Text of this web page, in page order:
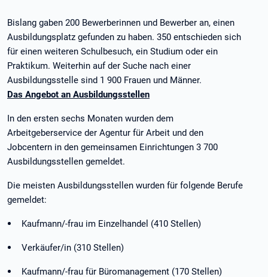
Bislang gaben 200 Bewerberinnen und Bewerber an, einen
Ausbildungsplatz gefunden zu haben. 350 entschieden sich
für einen weiteren Schulbesuch, ein Studium oder ein
Praktikum. Weiterhin auf der Suche nach einer
Ausbildungsstelle sind 1 900 Frauen und Männer.
Das Angebot an Ausbildungsstellen
In den ersten sechs Monaten wurden dem
Arbeitgeberservice der Agentur für Arbeit und den
Jobcentern in den gemeinsamen Einrichtungen 3 700
Ausbildungsstellen gemeldet.
Die meisten Ausbildungsstellen wurden für folgende Berufe
gemeldet:
Kaufmann/-frau im Einzelhandel (410 Stellen)
Verkäufer/in (310 Stellen)
Kaufmann/-frau für Büromanagement (170 Stellen)